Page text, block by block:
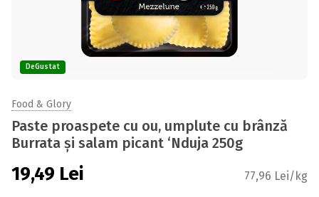
DeGustat
Food & Glory
Paste proaspete cu ou, umplute cu brânză
Burrata și salam picant ‘Nduja 250g
19,49 Lei 77,96 Lei/kg